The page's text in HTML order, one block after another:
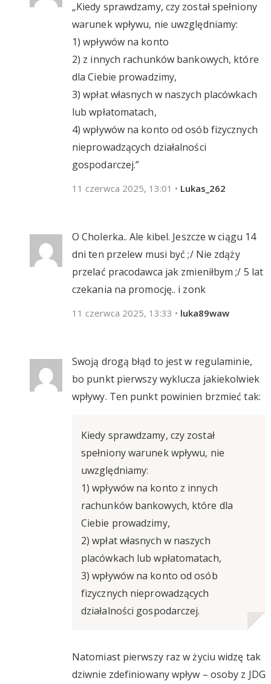
„Kiedy sprawdzamy, czy został spełniony
warunek wpływu, nie uwzględniamy:
1) wpływów na konto
2) z innych rachunków bankowych, które
dla Ciebie prowadzimy,
3) wpłat własnych w naszych placówkach
lub wpłatomatach,
4) wpływów na konto od osób fizycznych
nieprowadzących działalności
gospodarczej.”
11 czerwca 2025, 13:01 • Lukas_262
O Cholerka.. Ale kibel. Jeszcze w ciągu 14
dni ten przelew musi być ;/ Nie zdąży
przelać pracodawca jak zmieniłbym ;/ 5 lat
czekania na promocję.. i zonk
11 czerwca 2025, 13:33 • luka89waw
Swoją drogą błąd to jest w regulaminie,
bo punkt pierwszy wyklucza jakiekolwiek
wpływy. Ten punkt powinien brzmieć tak:
Kiedy sprawdzamy, czy został
spełniony warunek wpływu, nie
uwzględniamy:
1) wpływów na konto z innych
rachunków bankowych, które dla
Ciebie prowadzimy,
2) wpłat własnych w naszych
placówkach lub wpłatomatach,
3) wpływów na konto od osób
fizycznych nieprowadzących
działalności gospodarczej.
Natomiast pierwszy raz w życiu widzę tak
dziwnie zdefiniowany wpływ – osoby z JDG